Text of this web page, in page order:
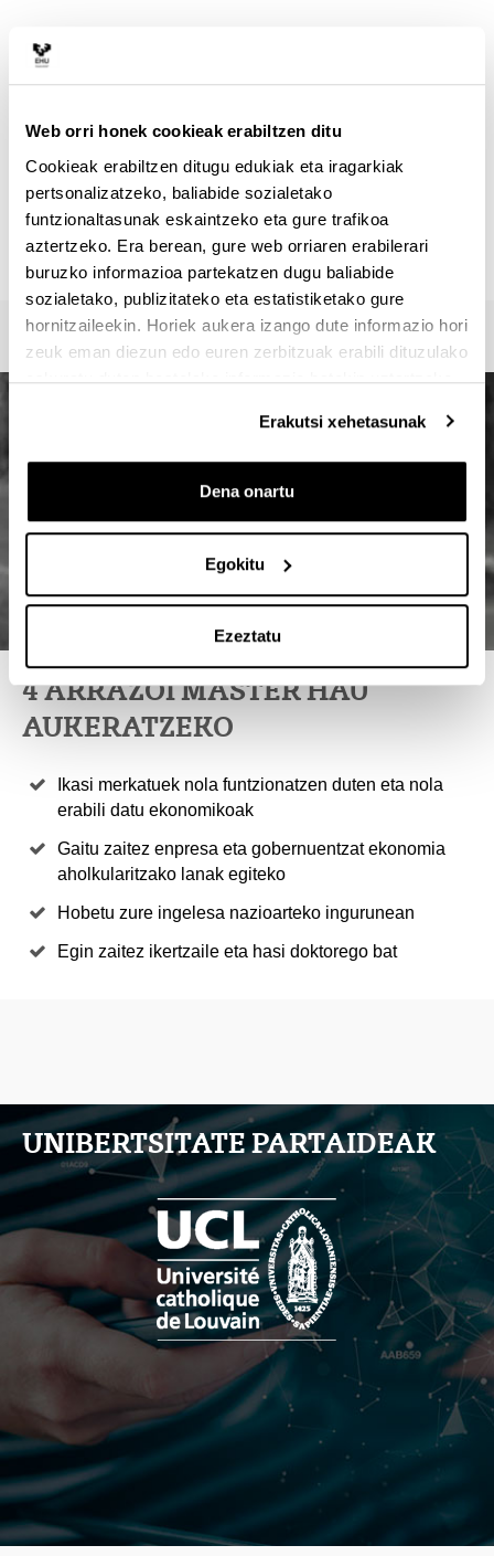
Web orri honek cookieak erabiltzen ditu
Cookieak erabiltzen ditugu edukiak eta iragarkiak
pertsonalizatzeko, baliabide sozialetako
funtzionaltasunak eskaintzeko eta gure trafikoa
aztertzeko. Era berean, gure web orriaren erabilerari
buruzko informazioa partekatzen dugu baliabide
sozialetako, publizitateko eta estatistiketako gure
hornitzaileekin. Horiek aukera izango dute informazio hori
zeuk eman diezun edo euren zerbitzuak erabili dituzulako
eskuratu duten bestelako informazio batekin uztartzeko.
Erakutsi xehetasunak
Dena onartu
Egokitu
Ezeztatu
Masterraren arduraduna :
VEGA BAYO, AINHOA
Master Idazkaritza / Secretaría Máster / Master
Secretariat
oficina-master.fee@ehu.eus
946017082 / 7113 / 3687
4 ARRAZOI MASTER HAU
AUKERATZEKO
Ikasi merkatuek nola funtzionatzen duten eta nola
erabili datu ekonomikoak
Gaitu zaitez enpresa eta gobernuentzat ekonomia
aholkularitzako lanak egiteko
Hobetu zure ingelesa nazioarteko ingurunean
Egin zaitez ikertzaile eta hasi doktorego bat
UNIBERTSITATE PARTAIDEAK